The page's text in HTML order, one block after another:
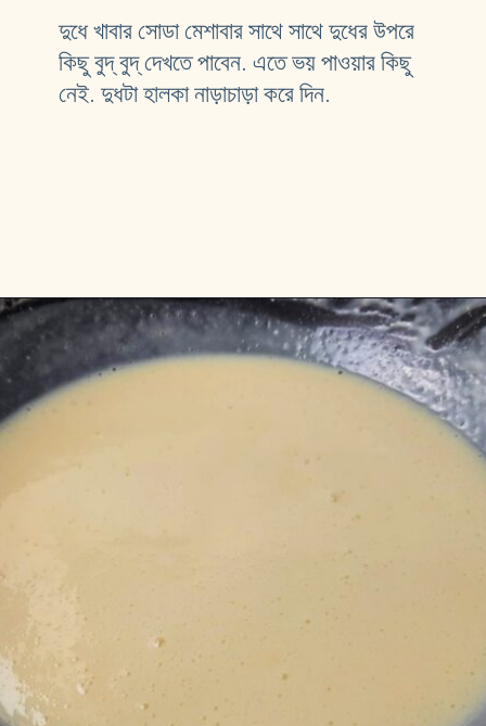
দুধে খাবার সোডা মেশাবার সাথে সাথে দুধের উপরে
কিছু বুদ্ বুদ্ দেখতে পাবেন. এতে ভয় পাওয়ার কিছু
নেই. দুধটা হালকা নাড়াচাড়া করে দিন.